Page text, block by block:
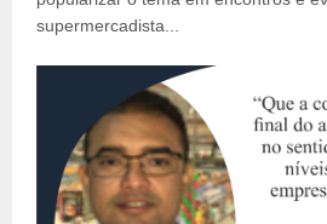
supermercadista...